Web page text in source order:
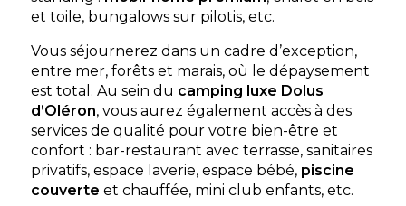
et toile, bungalows sur pilotis, etc.
Vous séjournerez dans un cadre d’exception,
entre mer, forêts et marais, où le dépaysement
est total. Au sein du camping luxe Dolus
d’Oléron, vous aurez également accès à des
services de qualité pour votre bien-être et
confort : bar-restaurant avec terrasse, sanitaires
privatifs, espace laverie, espace bébé, piscine
couverte et chauffée, mini club enfants, etc.